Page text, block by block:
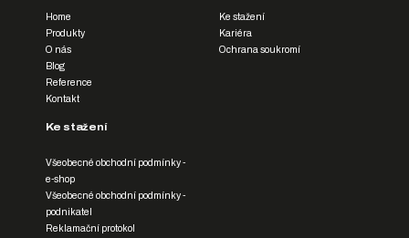
Home
Produkty
O nás
Blog
Reference
Kontakt
Ke stažení
Kariéra
Ochrana soukromí
Ke stažení
Všeobecné obchodní podmínky -
e-shop
Všeobecné obchodní podmínky -
podnikatel
Reklamační protokol